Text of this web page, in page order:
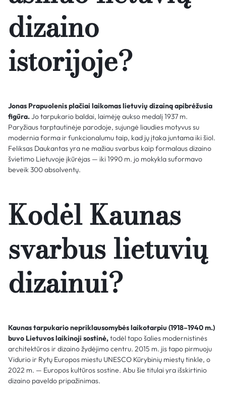
dizaino
istorijoje?
Jonas Prapuolenis plačiai laikomas lietuvių dizainą apibrėžusia
figūra.Jo tarpukario baldai, laimėję aukso medalį 1937 m.
Paryžiaus tarptautinėje parodoje, sujungė liaudies motyvus su
modernia forma ir funkcionalumu taip, kad jų įtaka juntama iki šiol.
Feliksas Daukantas yra ne mažiau svarbus kaip formalaus dizaino
švietimo Lietuvoje įkūrėjas — iki 1990 m. jo mokykla suformavo
beveik 300 absolventų.
Kodėl Kaunas
svarbus lietuvių
dizainui?
Kaunas tarpukario nepriklausomybės laikotarpiu (1918–1940 m.)
buvo Lietuvos laikinoji sostinė,todėl tapo šalies modernistinės
architektūros ir dizaino žydėjimo centru. 2015 m. jis tapo pirmuoju
Vidurio ir Rytų Europos miestu UNESCO Kūrybinių miestų tinkle, o
2022 m. — Europos kultūros sostine. Abu šie titulai yra išskirtinio
dizaino paveldo pripažinimas.